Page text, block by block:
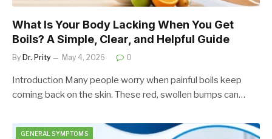
What Is Your Body Lacking When You Get
Boils? A Simple, Clear, and Helpful Guide
By Dr. Prity May 4, 2026 0
Introduction Many people worry when painful boils keep
coming back on the skin. These red, swollen bumps can…
GENERAL SYMPTOMS